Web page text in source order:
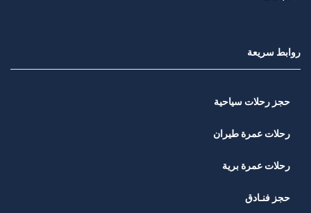
روابط سريعة
حجز رحلات سياحية
رحلات عمرة طيران
رحلات عمرة برية
حجز فنـادق